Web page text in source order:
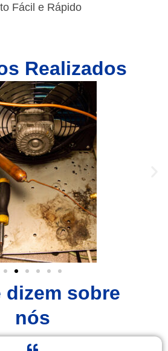
Fácil e Rápido
Realizados
dizem sobre
nós